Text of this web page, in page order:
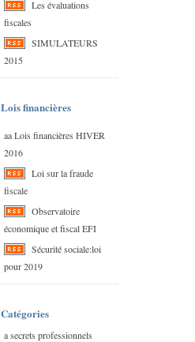
Les évaluations
fiscales
SIMULATEURS
2015
Lois financières
aa Lois financières HIVER
2016
Loi sur la fraude
fiscale
Observatoire
économique et fiscal EFI
Sécurité sociale:loi
pour 2019
Catégories
a secrets professionnels